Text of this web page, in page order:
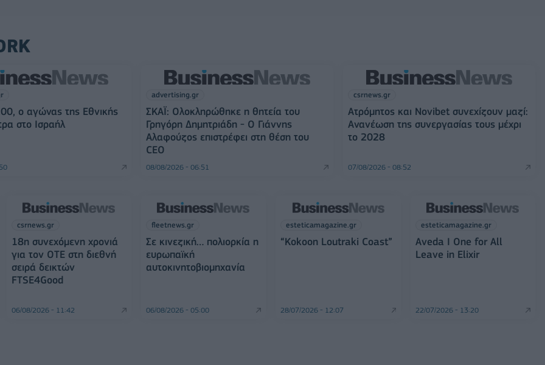
ο αγώνας της Εθνικής
στο Ισραήλ
advertising.gr
ΣΚΑΪ: Ολοκληρώθηκε η θητεία του
Γρηγόρη Δημητριάδη - Ο Γιάννης
Αλαφούζος επιστρέφει στη θέση του
CEO
08/08/2026 - 06:51
csrnews.gr
Ατρόμητος και Novibet συνεχίζουν μαζί:
Ανανέωση της συνεργασίας τους μέχρι
το 2028
07/08/2026 - 08:52
csrnews.gr
18η συνεχόμενη χρονιά
για τον ΟΤΕ στη διεθνή
σειρά δεικτών
FTSE4Good
06/08/2026 - 11:42
fleetnews.gr
Σε κινεζική… πολιορκία η
ευρωπαϊκή
αυτοκινητοβιομηχανία
06/08/2026 - 05:00
esteticamagazine.gr
“Kokoon Loutraki Coast”
28/07/2026 - 12:07
esteticamagazine.gr
Aveda I One for All
Leave in Elixir
22/07/2026 - 13:20